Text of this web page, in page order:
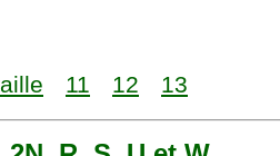
11 12 13